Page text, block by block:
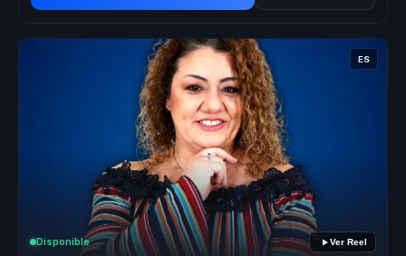
ES
Disponible Ver Reel